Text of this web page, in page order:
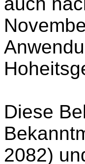
Diese
2082)